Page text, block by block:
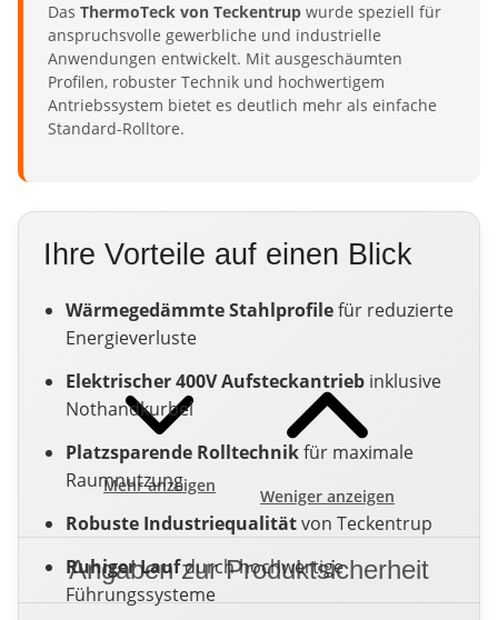
Das ThermoTeck von Teckentrup wurde speziell für
anspruchsvolle gewerbliche und industrielle
Anwendungen entwickelt. Mit ausgeschäumten
Profilen, robuster Technik und hochwertigem
Antriebssystem bietet es deutlich mehr als einfache
Standard-Rolltore.
Ihre Vorteile auf einen Blick
Wärmegedämmte Stahlprofilefür reduzierte
Energieverluste
Elektrischer 400V Aufsteckantrieb inklusive
Nothandkurbel
Platzsparende Rolltechnikfür maximale
Raumnutzung
Robuste Industriequalitätvon Teckentrup
Ruhiger Laufdurch hochwertige
Führungssysteme
Mehr anzeigen
Weniger anzeigen
Angaben zur Produktsicherheit